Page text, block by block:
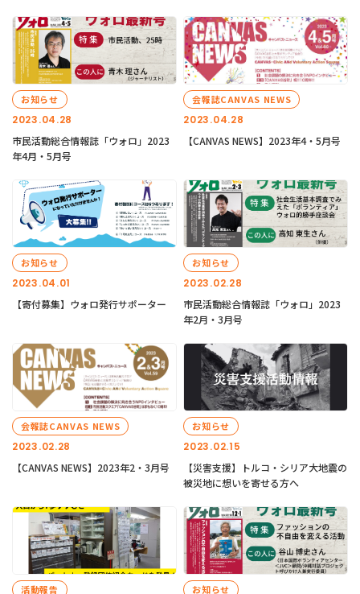
2023.04.28
お知らせ
市民活動総合情報誌「ウォロ」2023
年4月・5月号
2023.04.28
会報誌CANVAS NEWS
【CANVAS NEWS】2023年4・5月号
2023.04.01
お知らせ
【寄付募集】ウォロ発行サポーター
2023.02.28
お知らせ
市民活動総合情報誌「ウォロ」2023
年2月・3月号
2023.02.28
会報誌CANVAS NEWS
【CANVAS NEWS】2023年2・3月号
2023.02.15
お知らせ
【災害支援】トルコ・シリア大地震の
被災地に想いを寄せる方へ
活動報告 お知らせ